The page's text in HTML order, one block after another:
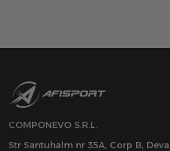
COMPONEVO S.R.L.
Str Santuhalm nr 35A, Corp B, Deva,